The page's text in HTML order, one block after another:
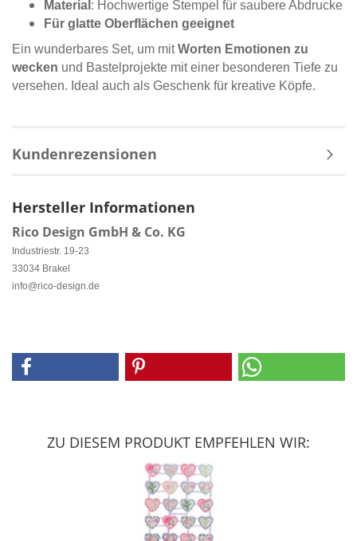
Material : Hochwertige Stempel für saubere Abdrucke
Für glatte Oberflächen geeignet
Ein wunderbares Set, um mitWorten Emotionen zu
wecken und Bastelprojekte mit einer besonderen Tiefe zu
versehen. Ideal auch als Geschenk für kreative Köpfe.
Kundenrezensionen
Hersteller Informationen
Rico Design GmbH & Co. KG
Industriestr. 19-23
33034 Brakel
info@rico-design.de
ZU DIESEM PRODUKT EMPFEHLEN WIR: